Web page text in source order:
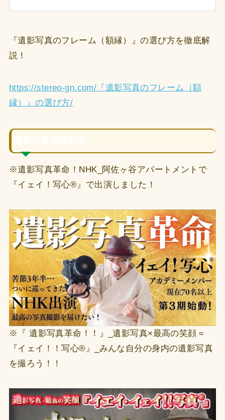
『遺影写真のフレーム（額縁）』の選び方を徹底解
説！
https://stereo-gn.com/ 『遺影写真のフレーム（額
縁）』の選び方/
※遺影写真革命！NHK_阿佐ヶ谷アパートメントで
『イェイ！写心®︎』で出演しました！
※『 遺影写真革命！！』_遺影写真×最高の笑顔＝
『イェイ！！写心®️』_みんな自分の身内の遺影写真
を撮ろう！！